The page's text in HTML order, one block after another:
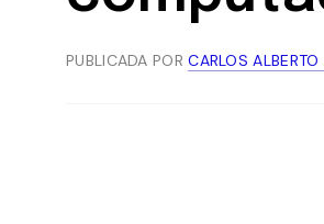
PUBLICADA PORCARLOS ALBERTO